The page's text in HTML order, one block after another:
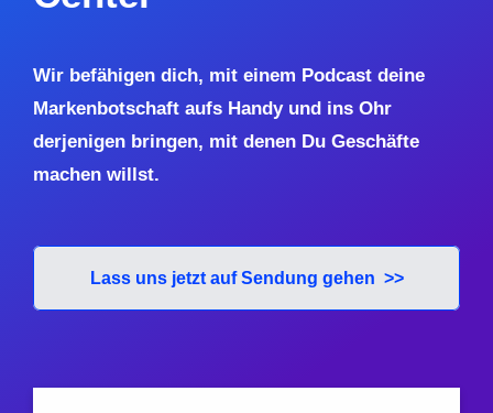
Wir befähigen dich, mit einem Podcast deine
Markenbotschaft aufs Handy und ins Ohr
derjenigen bringen, mit denen Du Geschäfte
machen willst.
Lass uns jetzt auf Sendung gehen >>